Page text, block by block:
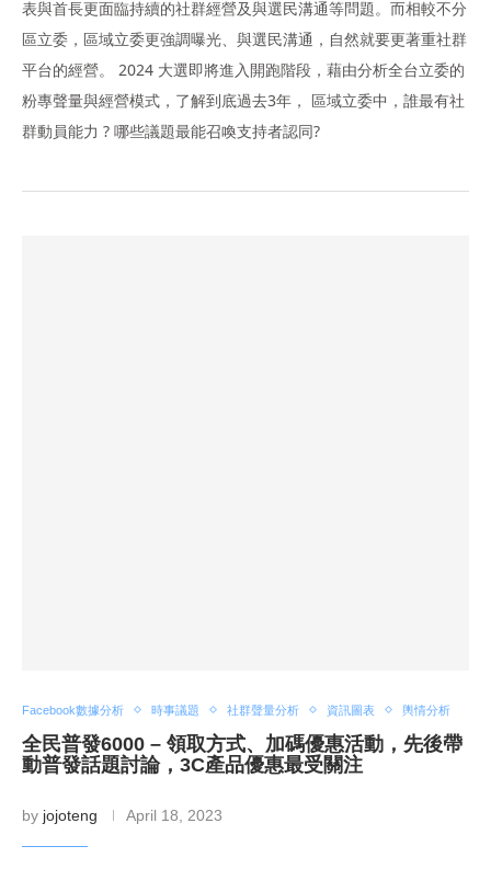
表與首長更面臨持續的社群經營及與選民溝通等問題。而相較不分
區立委，區域立委更強調曝光、與選民溝通，自然就要更著重社群
平台的經營。 2024 大選即將進入開跑階段，藉由分析全台立委的
粉專聲量與經營模式，了解到底過去3年， 區域立委中，誰最有社
群動員能力 ? 哪些議題最能召喚支持者認同?
Facebook數據分析 時事議題 社群聲量分析 資訊圖表 輿情分析
全民普發6000 – 領取方式、加碼優惠活動，先後帶
動普發話題討論，3C產品優惠最受關注
by jojoteng April 18, 2023